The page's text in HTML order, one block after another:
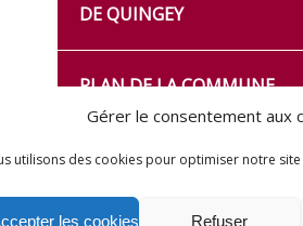
Gérer le consentement aux
utilisons des cookies pour optimiser notre
les cookies Refuser
DE QUINGEY
PLAN DE LA COMMUNE